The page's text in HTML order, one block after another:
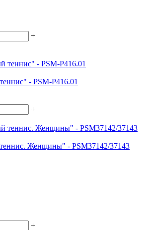
+
- PSM-P416.01
+
Женщины" - PSM37142/37143
+